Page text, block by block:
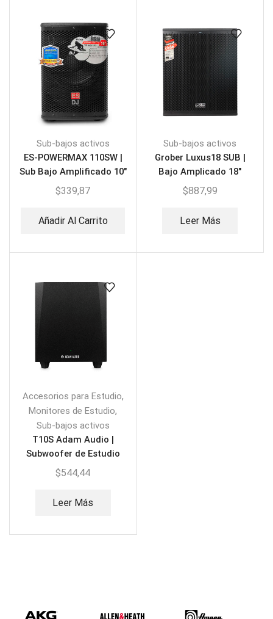
Sub-bajos activos
ES-POWERMAX 110SW |
Sub Bajo Amplificado 10″
$339,87
Añadir Al Carrito
Sub-bajos activos
Grober Luxus18 SUB |
Bajo Amplicado 18″
4000W
$887,99
Leer Más
Accesorios para Estudio,
Monitores de Estudio,
Sub-bajos activos
T10S Adam Audio |
Subwoofer de Estudio
Activo
$544,44
Leer Más